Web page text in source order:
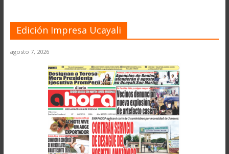
Edición Impresa Ucayali
agosto 7, 2026